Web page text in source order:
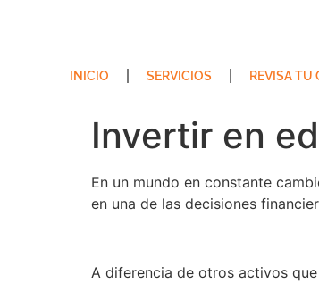
INICIO SERVICIOS REVISA TU
Invertir en
En un mundo en constante
en una de las decisiones
A diferencia de otros activos